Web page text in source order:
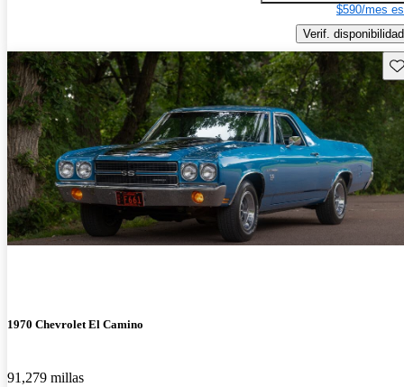
$590/mes
Verif. disponibilidad
1970 Chevrolet El Camino
91,279 millas